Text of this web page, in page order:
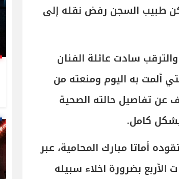
طبيب السجن رفض نقله إلى
سادت عائلة الفنان
ألمت به اليوم ومنعته من
عن تفاصيل حالته الصحية
كامل.
أماتا مبارك المحامية، عبر
بضرورة اخلاء سبيله